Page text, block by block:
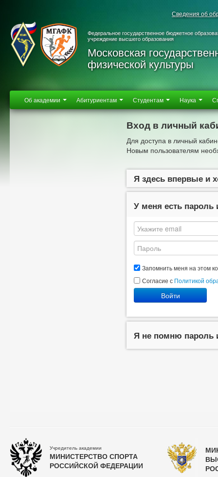
Сведения об
Федеральное государственное бюджетное
учреждение высшего образования
Московская
физической культуры
Об академии Абитуриентам Студентам Наука
Вход в личный
Для доступа в личный
Новым пользователям
Я здесь впервые и
У меня есть пароль
Запомнить меня на этом
Согласие с Политикой
Войти
Я не помню пароль
Учредитель академии
МИНИСТЕРСТВО СПОРТА
РОССИЙСКОЙ ФЕДЕРАЦИИ